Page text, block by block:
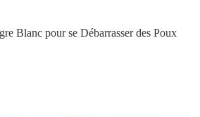
Blanc pour se Débarrasser des Poux